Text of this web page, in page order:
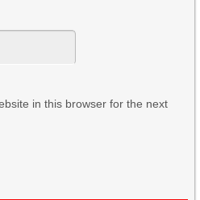
in this browser for the next